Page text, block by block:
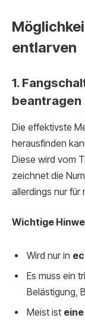
entlarven
1.
beantragen
Die effektivste
herausfinden
Diese wird vom
zeichnet die
allerdings nur
Wichtige
Wird nur in
Es muss ein
Belästigung,
Meist ist